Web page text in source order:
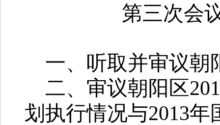
第三次会
一、听取并审议朝
二、审议朝阳区
划执行情况与2013年